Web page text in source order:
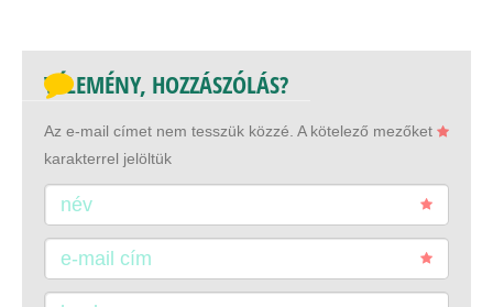
VÉLEMÉNY, HOZZÁSZÓLÁS?
Az e-mail címet nem tesszük közzé. A kötelező mezőket
karakterrel jelöltük
név
e-mail cím